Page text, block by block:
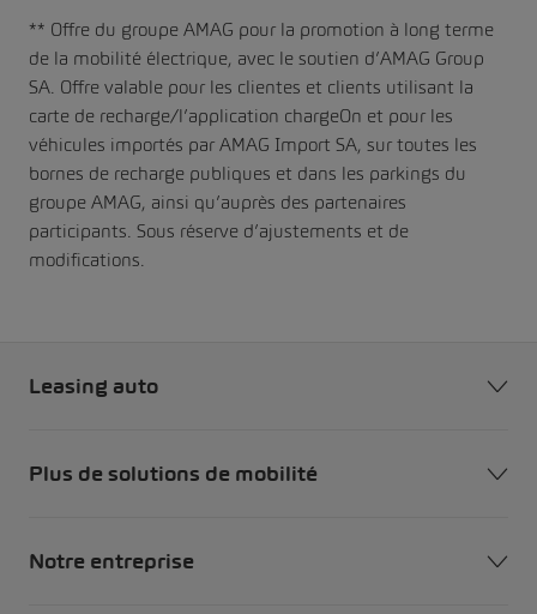
** Offre du groupe AMAG pour la promotion à long terme
de la mobilité électrique, avec le soutien d’AMAG Group
SA. Offre valable pour les clientes et clients utilisant la
carte de recharge/l’application chargeOn et pour les
véhicules importés par AMAG Import SA, sur toutes les
bornes de recharge publiques et dans les parkings du
groupe AMAG, ainsi qu’auprès des partenaires
participants. Sous réserve d’ajustements et de
modifications.
Leasing auto
Plus de solutions de mobilité
Notre entreprise